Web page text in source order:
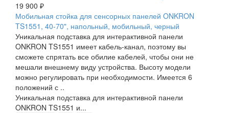
19 900 ₽
Мобильная стойка для сенсорных панелей ONKRON
TS1551, 40-70", напольный, мобильный, черный
Уникальная подставка для интерактивной панели
ONKRON TS1551 имеет кабель-канал, поэтому вы
сможете спрятать все обилие кабелей, чтобы они не
мешали внешнему виду устройства. Высоту модели
можно регулировать при необходимости. Имеется 6
положений с ..
Уникальная подставка для интерактивной панели
ONKRON TS1551 и...